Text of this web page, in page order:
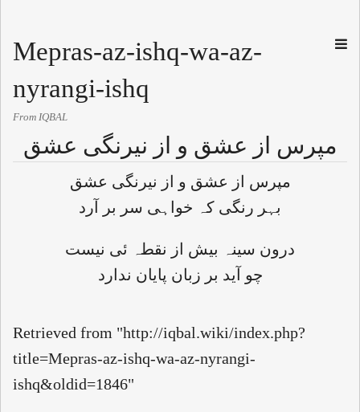
Mepras-az-ishq-wa-az-
nyrangi-ishq
From IQBAL
مپرس از عشق و از نیرنگی عشق
مپرس از عشق و از نیرنگی عشق
بہر رنگی کہ خواہی سر بر آرد
درون سینہ بیش از نقطہ ئی نیست
چو آید بر زبان پایان ندارد
Retrieved from "http://iqbal.wiki/index.php?
title=Mepras-az-ishq-wa-az-nyrangi-
ishq&oldid=1846"